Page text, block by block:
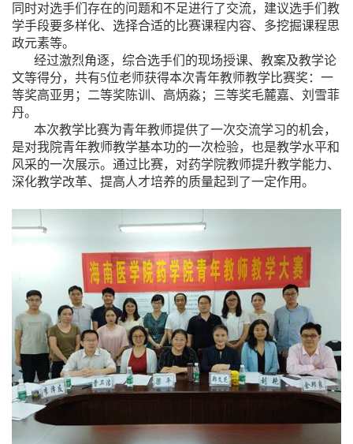
同时对选手们存在的问题和不足进行了交流，建议选手们教
学手段要多样化、选择合适的比赛课程内容、多挖掘课程思
政元素等。
经过激烈角逐，综合选手们的现场授课、教案及教学论
文等得分，共有5位老师获得本次青年教师教学比赛奖：一
等奖高亚男；二等奖陈训、高炳淼；三等奖毛麓嘉、刘雪菲
丹。
本次教学比赛为青年教师提供了一次交流学习的机会，
是对我院青年教师教学基本功的一次检验，也是教学水平和
风采的一次展示。通过比赛，对药学院教师提升教学能力、
深化教学改革、提高人才培养的质量起到了一定作用。